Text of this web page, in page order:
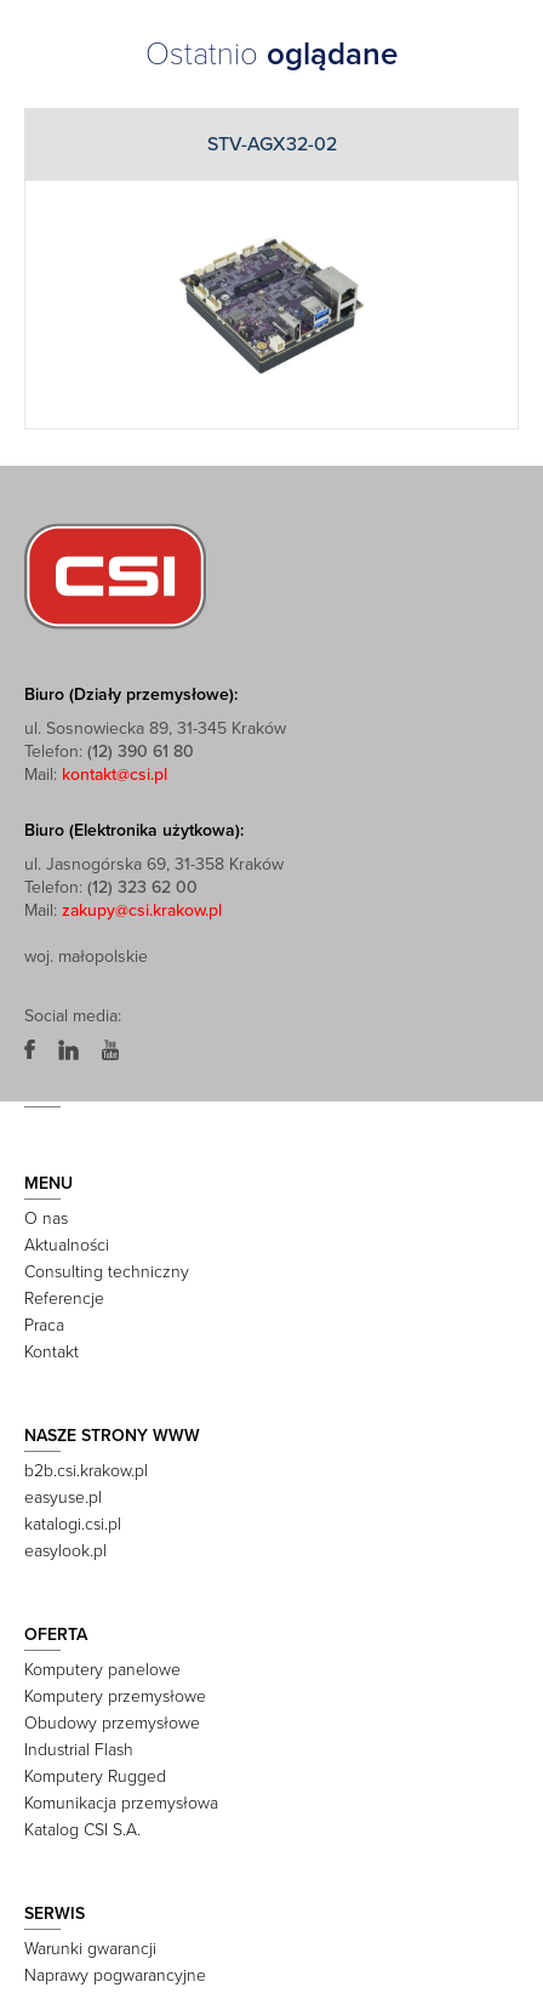
Ostatnio oglądane
STV-AGX32-02
Biuro (Działy przemysłowe):
ul. Sosnowiecka 89, 31-345 Kraków
Telefon: (12) 390 61 80
Mail: kontakt@csi.pl
Biuro (Elektronika użytkowa):
ul. Jasnogórska 69, 31-358 Kraków
Telefon: (12) 323 62 00
Mail: zakupy@csi.krakow.pl
woj. małopolskie
Social media:
MENU
O nas
Aktualności
Consulting techniczny
Referencje
Praca
Kontakt
NASZE STRONY WWW
b2b.csi.krakow.pl
easyuse.pl
katalogi.csi.pl
easylook.pl
OFERTA
Komputery panelowe
Komputery przemysłowe
Obudowy przemysłowe
Industrial Flash
Komputery Rugged
Komunikacja przemysłowa
Katalog CSI S.A.
SERWIS
Warunki gwarancji
Naprawy pogwarancyjne